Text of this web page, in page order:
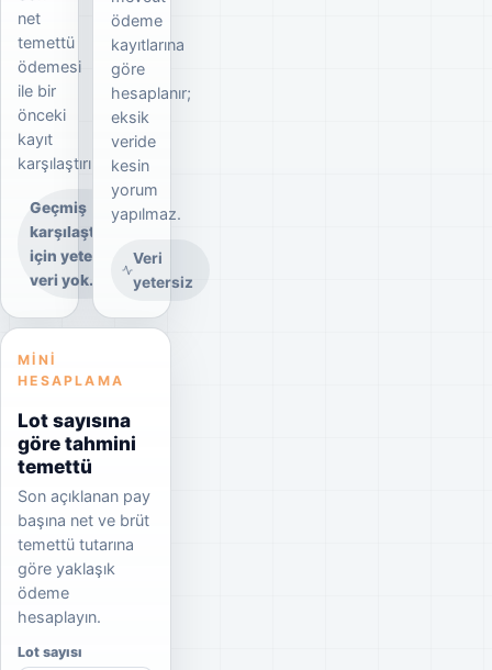
net
temettü
ödemesi
ile bir
önceki
kayıt
karşılaştırılır.
Geçmiş
karşılaştırma
için yeterli
veri yok.
ödeme
kayıtlarına
göre
hesaplanır;
eksik
veride
kesin
yorum
yapılmaz.
Veri
yetersiz
MINI
HESAPLAMA
Lot sayısına
göre tahmini
temettü
Son açıklanan pay
başına net ve brüt
temettü tutarına
göre yaklaşık
ödeme
hesaplayın.
Lot sayısı